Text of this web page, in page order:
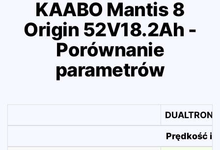
KAABO Mantis 8
Origin 52V18.2Ah -
Porównanie
parametrów
DUALTRON
Prędkość i